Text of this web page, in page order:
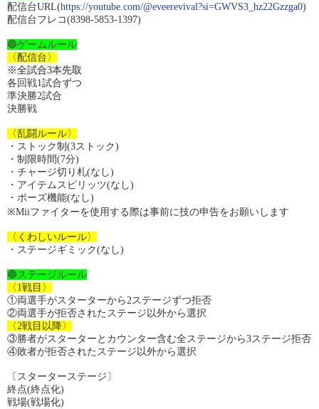
配信台URL(https://youtube.com/@eveerevival?si=GWVS3_hz22Gzzga0)
配信台フレコ(8398-5853-1397)
🔵ゲームルール
〈配信台〉
※全試合3本先取
各回戦1試合ずつ
準決勝2試合
決勝戦
〈乱闘ルール〉
・ストック制(3ストック)
・制限時間(7分)
・チャージ切り札(なし)
・アイテムスピリッツ(なし)
・ポーズ機能(なし)
※Miiファイターを使用する際は事前に技の申告をお願いします
〈くわしいルール〉
・ステージギミック(なし)
🔵ステージルール
〈1戦目〉
①両選手がスターターから2ステージずつ拒否
②両選手が拒否されたステージ以外から選択
〈2戦目以降〉
③勝者がスターターとカウンター含む全ステージから3ステージ拒否
④敗者が拒否されたステージ以外から選択
〔スターターステージ〕
終点(終点化)
戦場(戦場化)